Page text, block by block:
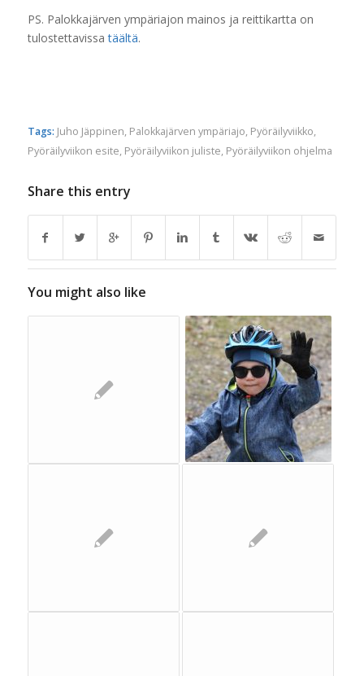
PS. Palokkajärven ympäriajon mainos ja reittikartta on
tulostettavissatäältä.
Tags: Juho Jäppinen, Palokkajärven ympäriajo, Pyöräilyviikko,
Pyöräilyviikon esite, Pyöräilyviikon juliste, Pyöräilyviikon ohjelma
Share this entry
You might also like